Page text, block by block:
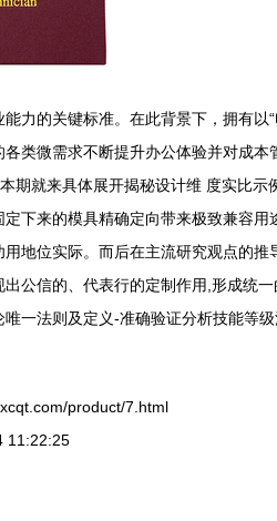
的关键标准。在此背景下，拥有以
微需求不断提升办公体验并对成本
就来具体展开揭秘设计维 度实比示
下来的模具精确定向带来极致兼容
位实际。而后在主流研究观点的推
公信的、代表行的定制作用,形成统
法则及定义-准确验证分析技能等
product/7.html
11:22:25